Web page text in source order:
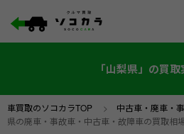
「山梨県」の買
車買取のソコカラTOP > 中古車・廃車・
県の廃車・事故車・中古車・故障車の買取相